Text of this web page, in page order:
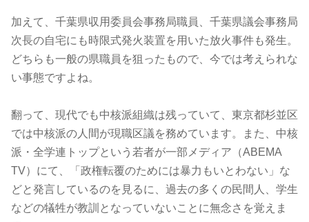
加えて、千葉県収用委員会事務局職員、千葉県議会事務局
次長の自宅にも時限式発火装置を用いた放火事件も発生。
どちらも一般の県職員を狙ったもので、今では考えられな
い事態ですよね。
翻って、現代でも中核派組織は残っていて、東京都杉並区
では中核派の人間が現職区議を務めています。また、中核
派・全学連トップという若者が一部メディア（ABEMA
TV）にて、「政権転覆のためには暴力もいとわない」な
どと発言しているのを見るに、過去の多くの民間人、学生
などの犠牲が教訓となっていないことに無念さを覚えま